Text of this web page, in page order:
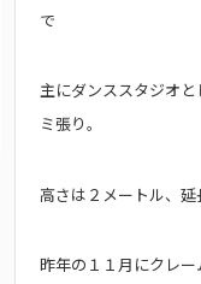
で
主にダンススタジオ
ミ張り。
高さは２メートル、延
昨年の１１月にクレー